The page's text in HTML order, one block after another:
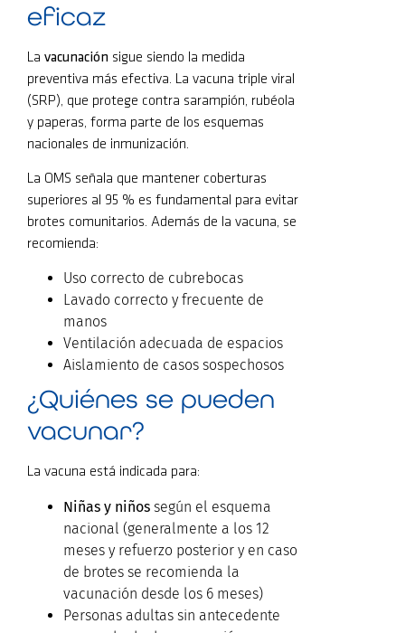
eficaz
La vacunación sigue siendo la medida
preventiva más efectiva. La vacuna triple viral
(SRP), que protege contra sarampión, rubéola
y paperas, forma parte de los esquemas
nacionales de inmunización.
La OMS señala que mantener coberturas
superiores al 95 % es fundamental para evitar
brotes comunitarios. Además de la vacuna, se
recomienda:
Uso correcto de cubrebocas
Lavado correcto y frecuente de
manos
Ventilación adecuada de espacios
Aislamiento de casos sospechosos
¿Quiénes se pueden
vacunar?
La vacuna está indicada para:
Niñas y niños según el esquema
nacional (generalmente a los 12
meses y refuerzo posterior y en caso
de brotes se recomienda la
vacunación desde los 6 meses)
Personas adultas sin antecedente